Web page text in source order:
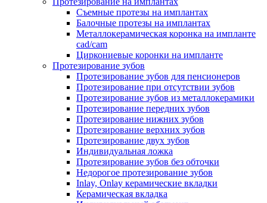
Съемные протезы на имплантах
Балочные протезы на имплантах
Металлокерамическая коронка на импланте
cad/cam
Циркониевые коронки на импланте
Протезирование зубов
Протезирование зубов для пенсионеров
Протезирование при отсутствии зубов
Протезирование зубов из металлокерамики
Протезирование передних зубов
Протезирование нижних зубов
Протезирование верхних зубов
Протезирование двух зубов
Индивидуальная ложка
Протезирование зубов без обточки
Недорогое протезирование зубов
Inlay, Onlay керамические вкладки
Керамическая вкладка